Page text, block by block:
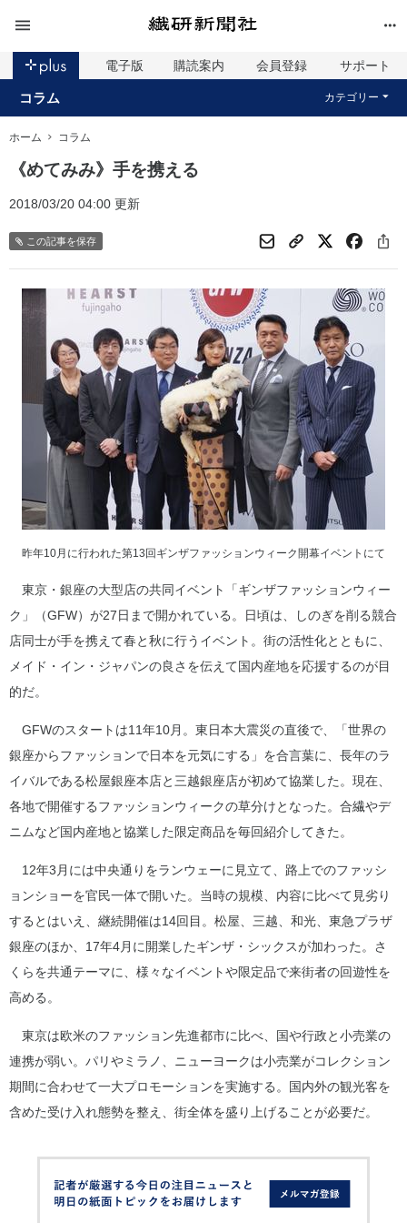
電子版 購読案内 会員登録 サポート
コラム カテゴリー
ホーム コラム
《めてみみ》手を携える
2018/03/20 04:00 更新
この記事を保存
昨年10月に行われた第13回ギンザファッションウィーク開幕イベントにて
東京・銀座の大型店の共同イベント「ギンザファッションウィー
ク」（GFW）が27日まで開かれている。日頃は、しのぎを削る競合
店同士が手を携えて春と秋に行うイベント。街の活性化とともに、
メイド・イン・ジャパンの良さを伝えて国内産地を応援するのが目
的だ。
GFWのスタートは11年10月。東日本大震災の直後で、「世界の
銀座からファッションで日本を元気にする」を合言葉に、長年のラ
イバルである松屋銀座本店と三越銀座店が初めて協業した。現在、
各地で開催するファッションウィークの草分けとなった。合繊やデ
ニムなど国内産地と協業した限定商品を毎回紹介してきた。
12年3月には中央通りをランウェーに見立て、路上でのファッシ
ョンショーを官民一体で開いた。当時の規模、内容に比べて見劣り
するとはいえ、継続開催は14回目。松屋、三越、和光、東急プラザ
銀座のほか、17年4月に開業したギンザ・シックスが加わった。さ
くらを共通テーマに、様々なイベントや限定品で来街者の回遊性を
高める。
東京は欧米のファッション先進都市に比べ、国や行政と小売業の
連携が弱い。パリやミラノ、ニューヨークは小売業がコレクション
期間に合わせて一大プロモーションを実施する。国内外の観光客を
含めた受け入れ態勢を整え、街全体を盛り上げることが必要だ。